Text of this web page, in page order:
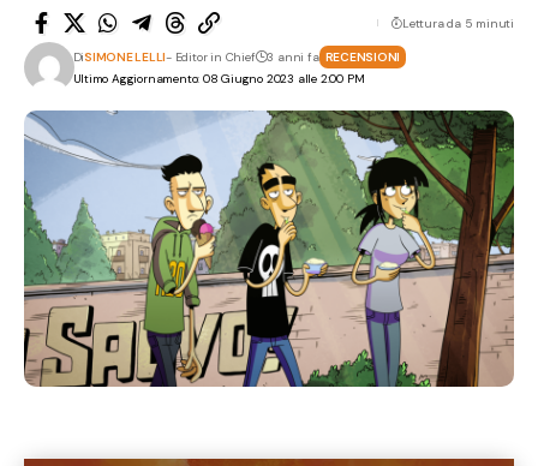
Ultimo Aggiornamento: 08 Giugno 2023 alle 2:00 PM
DiSIMONE LELLI- Editor in Chief 3 anni fa RECENSIONI
Lettura da 5 minuti